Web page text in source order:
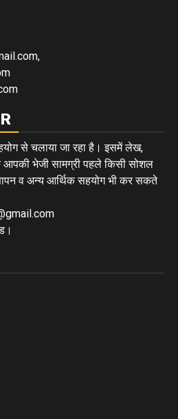
से चलाया जा रहा है। इसमें लेख,
आपकी भेजी सामग्री पहले किसी सोशल
व अन्य आर्थिक सहयोग भी कर सकते